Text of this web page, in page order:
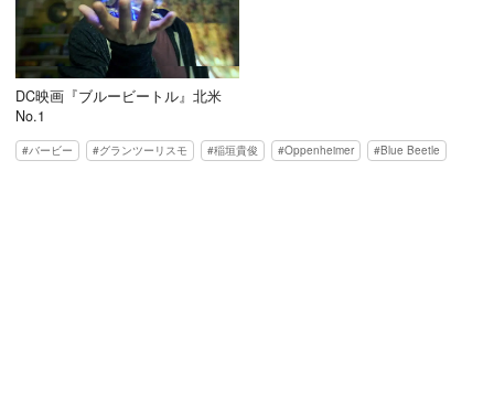
DC映画『ブルービートル』北米
No.1
バービー グランツーリスモ 稲垣貴俊 Oppenheimer Blue Beetle